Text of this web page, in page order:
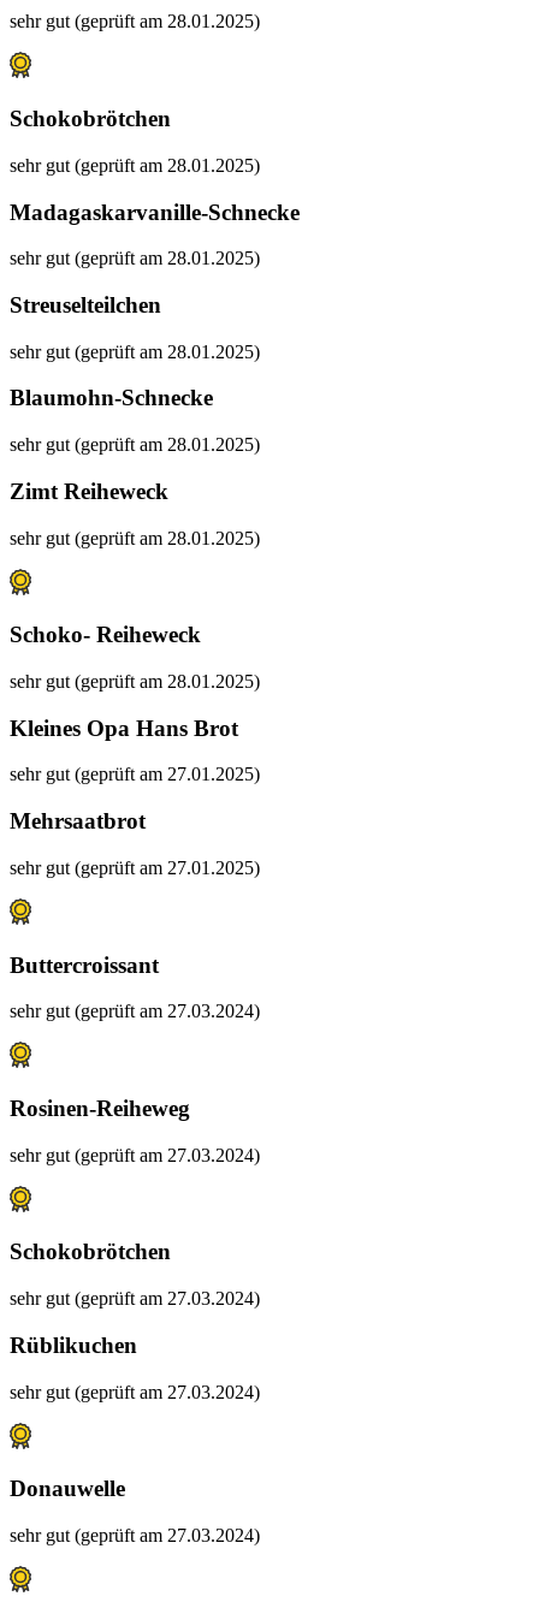
sehr gut (geprüft am 28.01.2025)
Schokobrötchen
sehr gut (geprüft am 28.01.2025)
Madagaskarvanille-Schnecke
sehr gut (geprüft am 28.01.2025)
Streuselteilchen
sehr gut (geprüft am 28.01.2025)
Blaumohn-Schnecke
sehr gut (geprüft am 28.01.2025)
Zimt Reiheweck
sehr gut (geprüft am 28.01.2025)
Schoko- Reiheweck
sehr gut (geprüft am 28.01.2025)
Kleines Opa Hans Brot
sehr gut (geprüft am 27.01.2025)
Mehrsaatbrot
sehr gut (geprüft am 27.01.2025)
Buttercroissant
sehr gut (geprüft am 27.03.2024)
Rosinen-Reiheweg
sehr gut (geprüft am 27.03.2024)
Schokobrötchen
sehr gut (geprüft am 27.03.2024)
Rüblikuchen
sehr gut (geprüft am 27.03.2024)
Donauwelle
sehr gut (geprüft am 27.03.2024)